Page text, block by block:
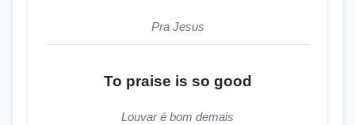
Pra Jesus
To praise is so good
Louvar é bom demais